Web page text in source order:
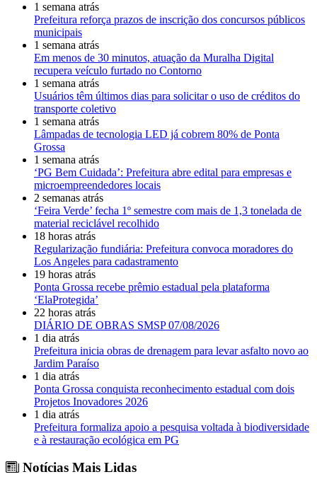
1 semana atrás
Prefeitura reforça prazos de inscrição dos concursos públicos
municipais
1 semana atrás
Em menos de 30 minutos, atuação da Muralha Digital
recupera veículo furtado no Contorno
1 semana atrás
Usuários têm últimos dias para solicitar o uso de créditos do
transporte coletivo
1 semana atrás
Lâmpadas de tecnologia LED já cobrem 80% de Ponta
Grossa
1 semana atrás
‘PG Bem Cuidada’: Prefeitura abre edital para empresas e
microempreendedores locais
2 semanas atrás
‘Feira Verde’ fecha 1º semestre com mais de 1,3 tonelada de
material reciclável recolhido
18 horas atrás
Regularização fundiária: Prefeitura convoca moradores do
Los Angeles para cadastramento
19 horas atrás
Ponta Grossa recebe prêmio estadual pela plataforma
‘ElaProtegida’
22 horas atrás
DIÁRIO DE OBRAS SMSP 07/08/2026
1 dia atrás
Prefeitura inicia obras de drenagem para levar asfalto novo ao
Jardim Paraíso
1 dia atrás
Ponta Grossa conquista reconhecimento estadual com dois
Projetos Inovadores 2026
1 dia atrás
Prefeitura formaliza apoio a pesquisa voltada à biodiversidade
e à restauração ecológica em PG
Notícias Mais Lidas